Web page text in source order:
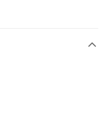
即使用無須另外申請。
自動跳轉到大哥付的交易
易確認頁面所載為準。
未通過，訂單將自動取
付你分期系統評分，恕無
每月結算日後寄送繳費提